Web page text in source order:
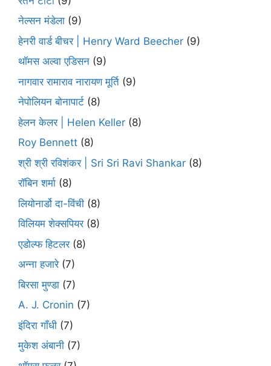
नेल्सन मंडेला (9)
हेनरी वार्ड बीचर | Henry Ward Beecher (9)
थॉमस अल्वा एडिसन (9)
नागवार रामाराव नारायण मूर्ति (9)
नेपोलियन बोनापार्ट (8)
हेलन केलर | Helen Keller (8)
Roy Bennett (8)
श्री श्री रविशंकर | Sri Sri Ravi Shankar (8)
रॉबिन शर्मा (8)
लियोनार्डो दा-विंची (8)
विलियम शेक्सपियर(8)
एडोल्फ हिटलर(8)
अन्ना हजारे(7)
बिरसा मुण्डा (7)
A. J. Cronin (7)
इंदिरा गाँधी (7)
मुकेश अंबानी (7)